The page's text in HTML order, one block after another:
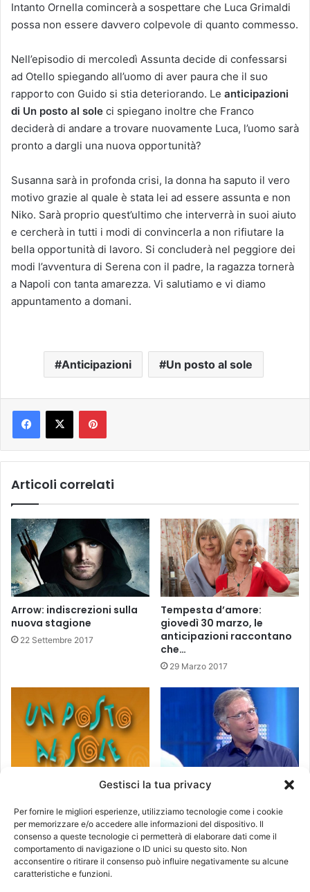
Gestisci la tua privacy
Per fornire le migliori esperienze, utilizziamo tecnologie come i cookie
per memorizzare e/o accedere alle informazioni del dispositivo. Il
consenso a queste tecnologie ci permetterà di elaborare dati come il
comportamento di navigazione o ID unici su questo sito. Non
acconsentire o ritirare il consenso può influire negativamente su alcune
caratteristiche e funzioni.
Intanto Ornella comincerà a sospettare che Luca Grimaldi
possa non essere davvero colpevole di quanto commesso.
Nell’episodio di mercoledì Assunta decide di confessarsi
ad Otello spiegando all’uomo di aver paura che il suo
rapporto con Guido si stia deteriorando. Le anticipazioni
di Un posto al sole ci spiegano inoltre che Franco
deciderà di andare a trovare nuovamente Luca, l’uomo sarà
pronto a dargli una nuova opportunità?
Susanna sarà in profonda crisi, la donna ha saputo il vero
motivo grazie al quale è stata lei ad essere assunta e non
Niko. Sarà proprio quest’ultimo che interverrà in suoi aiuto
e cercherà in tutti i modi di convincerla a non rifiutare la
bella opportunità di lavoro. Si concluderà nel peggiore dei
modi l’avventura di Serena con il padre, la ragazza tornerà
a Napoli con tanta amarezza. Vi salutiamo e vi diamo
appuntamento a domani.
Anticipazioni Un posto al sole
Pinterest
Articoli correlati
Arrow: indiscrezioni sulla
nuova stagione
22 Settembre 2017
Tempesta d’amore:
giovedì 30 marzo, le
anticipazioni raccontano
che…
29 Marzo 2017
Anticipazioni Un posto al
sole: martedì 28 marzo,
Serena lavorerà con il
padre!
27 Marzo 2017
Avanti un altro, presto
in prima serata
5 Aprile 2017